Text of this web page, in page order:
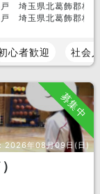
埼玉県北葛飾郡杉
埼玉県北葛飾郡杉
心者歓迎 社会
募集中
2026年08月09日(日)